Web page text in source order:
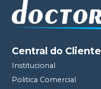
Central do Cliente
Institucional
Politica Comercial